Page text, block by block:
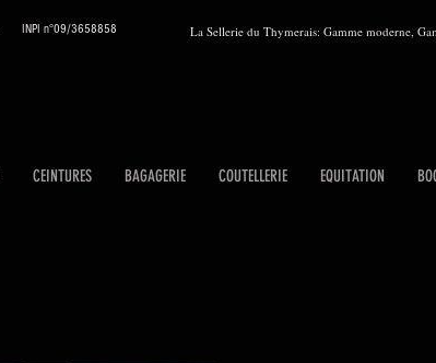
INPI n°09/3658858 La Sellerie du Thymerais: Gamme moderne,
CEINTURES BAGAGERIE COUTELLERIE EQUITATION